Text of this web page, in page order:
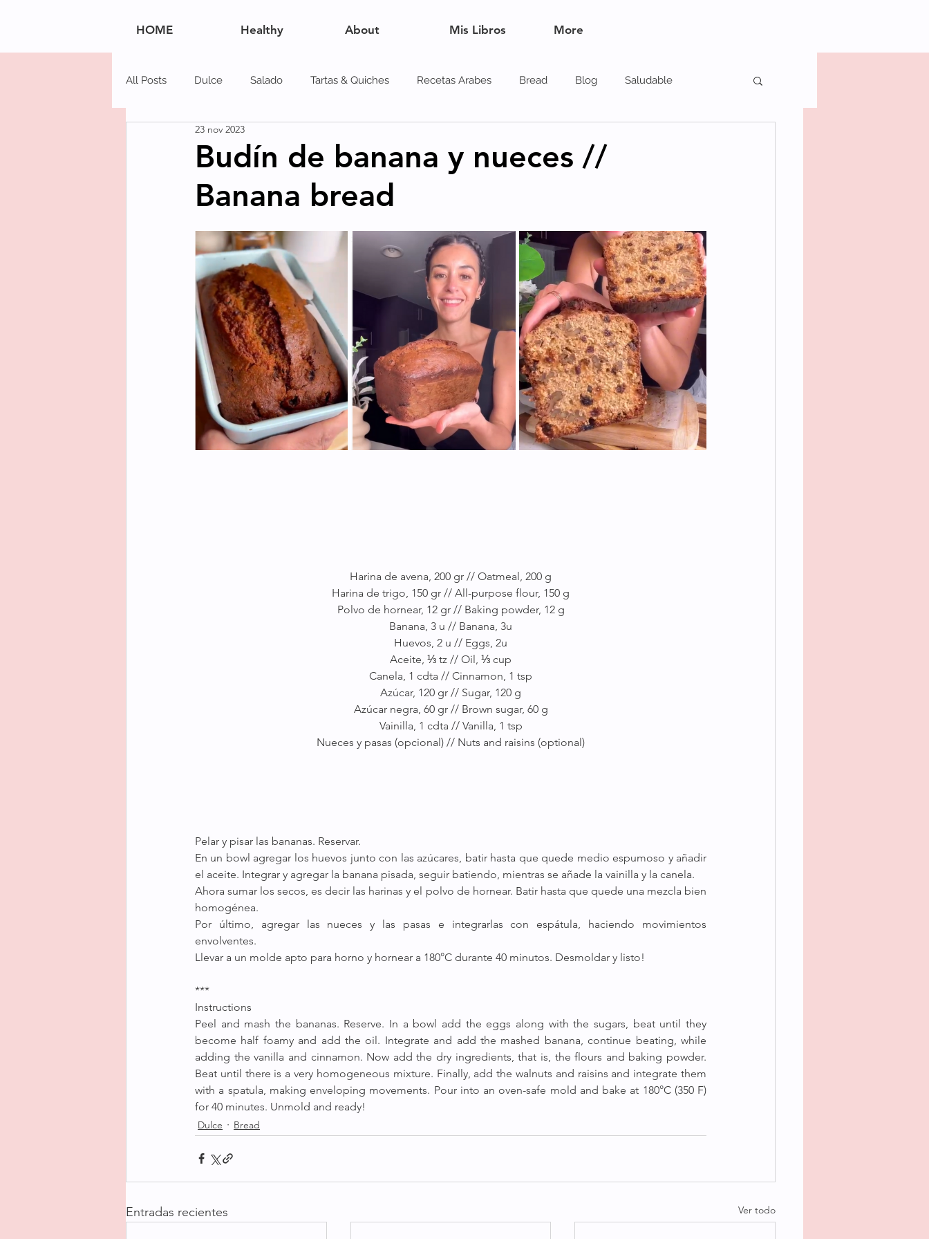
HOME Healthy About Mis Libros More
All Posts Dulce Salado Tartas & Quiches Recetas Arabes Bread Blog Saludable
Postres
Budín de banana y nueces //
Banana bread
23 nov 2023
Harina de avena, 200 gr // Oatmeal, 200 g
Harina de trigo, 150 gr // All-purpose flour, 150 g
Polvo de hornear, 12 gr // Baking powder, 12 g
Banana, 3 u // Banana, 3u
Huevos, 2 u // Eggs, 2u
Aceite, ⅓ tz // Oil, ⅓ cup
Canela, 1 cdta // Cinnamon, 1 tsp
Azúcar, 120 gr // Sugar, 120 g
Azúcar negra, 60 gr // Brown sugar, 60 g
Vainilla, 1 cdta // Vanilla, 1 tsp
Nueces y pasas (opcional) // Nuts and raisins (optional)
Pelar y pisar las bananas. Reservar.
En un bowl agregar los huevos junto con las azúcares, batir hasta que quede medio espumoso y añadir
el aceite. Integrar y agregar la banana pisada, seguir batiendo, mientras se añade la vainilla y la canela.
Ahora sumar los secos, es decir las harinas y el polvo de hornear. Batir hasta que quede una mezcla bien
homogénea.
Por último, agregar las nueces y las pasas e integrarlas con espátula, haciendo movimientos
envolventes.
Llevar a un molde apto para horno y hornear a 180°C durante 40 minutos. Desmoldar y listo!
***
Instructions
Peel and mash the bananas. Reserve. In a bowl add the eggs along with the sugars, beat until they
become half foamy and add the oil. Integrate and add the mashed banana, continue beating, while
adding the vanilla and cinnamon. Now add the dry ingredients, that is, the flours and baking powder.
Beat until there is a very homogeneous mixture. Finally, add the walnuts and raisins and integrate them
with a spatula, making enveloping movements. Pour into an oven-safe mold and bake at 180°C (350 F)
for 40 minutes. Unmold and ready!
Dulce Bread
Entradas recientes Ver todo